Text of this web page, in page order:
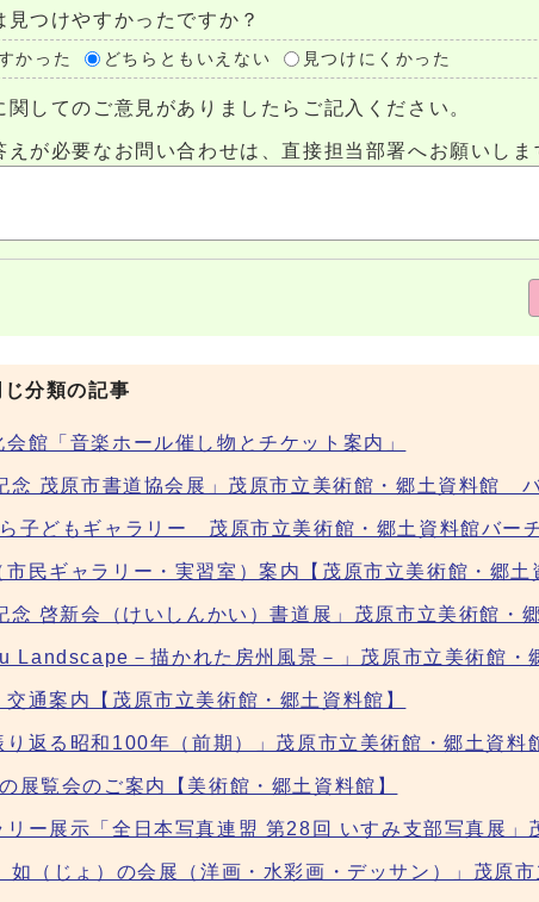
見つけやすかったですか？
かった どちらともいえない 見つけにくかった
関してのご意見がありましたらご記入ください。
えが必要なお問い合わせは、直接担当部署へお願いし
分類の記事
館「音楽ホール催し物とチケット案内」
念 茂原市書道協会展」茂原市立美術館・郷土資料館
子どもギャラリー 茂原市立美術館・郷土資料館バー
市民ギャラリー・実習室）案内【茂原市立美術館・郷土
念 啓新会（けいしんかい）書道展」茂原市立美術館
Landscape－描かれた房州風景－」茂原市立美術館
通案内【茂原市立美術館・郷土資料館】
り返る昭和100年（前期）」茂原市立美術館・郷土資
展覧会のご案内【美術館・郷土資料館】
リー展示「全日本写真連盟 第28回 いすみ支部写真展
如（じょ）の会展（洋画・水彩画・デッサン）」茂原